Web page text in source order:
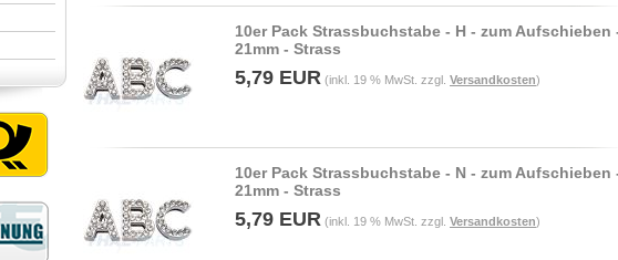
10er Pack Strassbuchstabe - H - zum Aufschieben
21mm - Strass
5,79 EUR (inkl. 19 % MwSt. zzgl. Versandkosten)
10er Pack Strassbuchstabe - N - zum Aufschieben
21mm - Strass
5,79 EUR (inkl. 19 % MwSt. zzgl. Versandkosten)